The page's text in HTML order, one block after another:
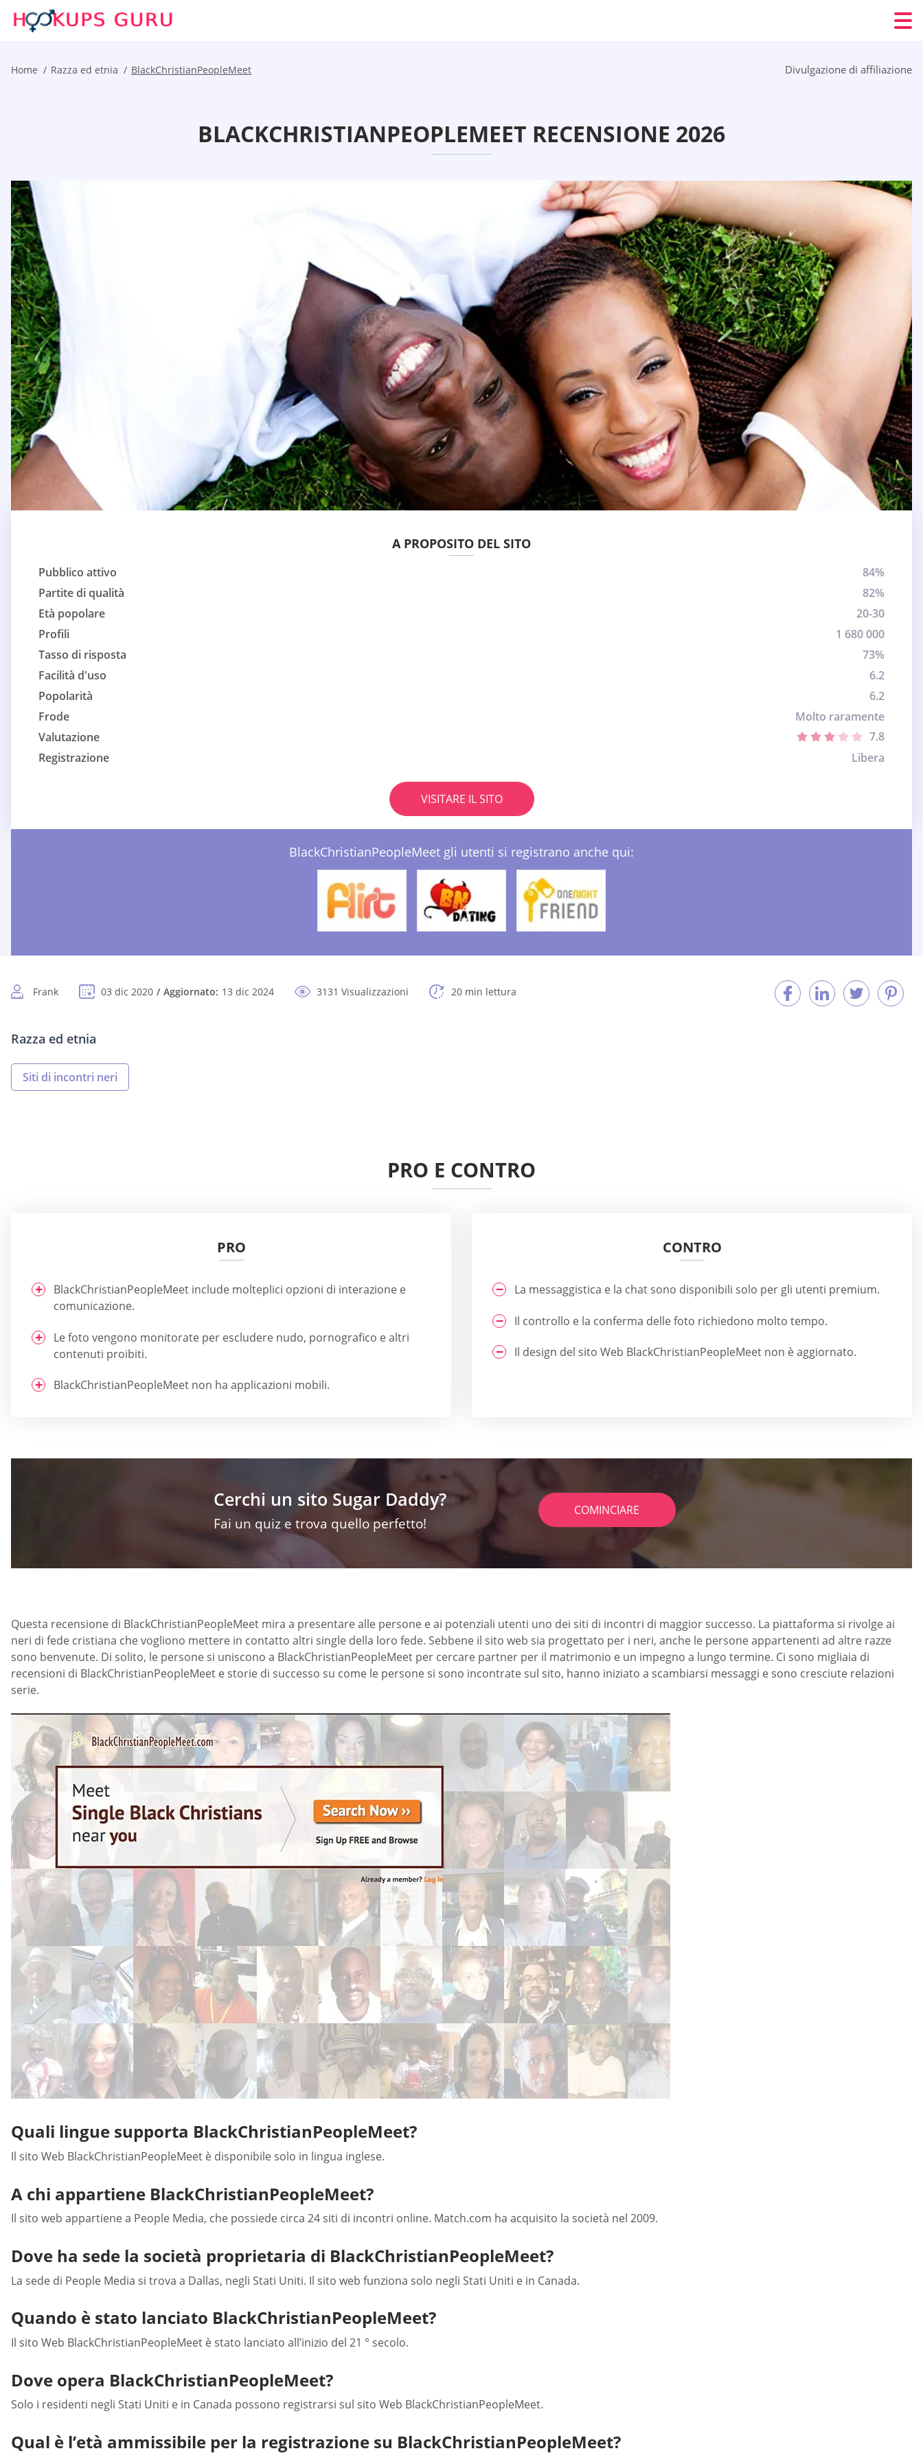
Home Razza ed etnia BlackChristianPeopleMeet Divulgazione di affiliazione
BLACKCHRISTIANPEOPLEMEET RECENSIONE 2026
A PROPOSITO DEL SITO
Pubblico attivo
84%
Partite di qualità
82%
Età popolare
20-30
Profili
1 680 000
Tasso di risposta
73%
Facilità d'uso
6.2
Popolarità
6.2
Frode
Molto raramente
Valutazione
7.8
Registrazione
Libera
VISITARE IL SITO
BlackChristianPeopleMeet gli utenti si registrano anche qui:
Frank 03 dic 2020 Aggiornato: 13 dic 2024 3131 Visualizzazioni 20 min lettura
Razza ed etnia
Siti di incontri neri
PRO E CONTRO
PRO
BlackChristianPeopleMeet include molteplici opzioni di interazione e
comunicazione.
Le foto vengono monitorate per escludere nudo, pornografico e altri
contenuti proibiti.
BlackChristianPeopleMeet non ha applicazioni mobili.
CONTRO
La messaggistica e la chat sono disponibili solo per gli utenti premium.
Il controllo e la conferma delle foto richiedono molto tempo.
Il design del sito Web BlackChristianPeopleMeet non è aggiornato.
Cerchi un sito Sugar Daddy?
Fai un quiz e trova quello perfetto!
COMINCIARE
Questa recensione di BlackChristianPeopleMeet mira a presentare alle persone e ai potenziali utenti uno dei siti di incontri di maggior successo. La piattaforma si rivolge ai
neri di fede cristiana che vogliono mettere in contatto altri single della loro fede. Sebbene il sito web sia progettato per i neri, anche le persone appartenenti ad altre razze
sono benvenute. Di solito, le persone si uniscono a BlackChristianPeopleMeet per cercare partner per il matrimonio e un impegno a lungo termine. Ci sono migliaia di
recensioni di BlackChristianPeopleMeet e storie di successo su come le persone si sono incontrate sul sito, hanno iniziato a scambiarsi messaggi e sono cresciute relazioni
serie.
Quali lingue supporta BlackChristianPeopleMeet?
Il sito Web BlackChristianPeopleMeet è disponibile solo in lingua inglese.
A chi appartiene BlackChristianPeopleMeet?
Il sito web appartiene a People Media, che possiede circa 24 siti di incontri online. Match.com ha acquisito la società nel 2009.
Dove ha sede la società proprietaria di BlackChristianPeopleMeet?
La sede di People Media si trova a Dallas, negli Stati Uniti. Il sito web funziona solo negli Stati Uniti e in Canada.
Quando è stato lanciato BlackChristianPeopleMeet?
Il sito Web BlackChristianPeopleMeet è stato lanciato all’inizio del 21 ° secolo.
Dove opera BlackChristianPeopleMeet?
Solo i residenti negli Stati Uniti e in Canada possono registrarsi sul sito Web BlackChristianPeopleMeet.
Qual è l’età ammissibile per la registrazione su BlackChristianPeopleMeet?